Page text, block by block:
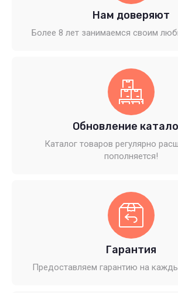
Нам доверяют
Более 8 лет занимаемся своим
Обновление
Каталог товаров регулярно
пополняется!
Гарантия
Предоставляем гарантию на